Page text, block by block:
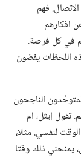
فهم
افكارهم
في كل فرصة.‏
اللحظات يفضون
الناجحون
تقول إيثل،‏ ام
لنفسي.‏ مثلا،‏
يمنحني ذلك وقتا